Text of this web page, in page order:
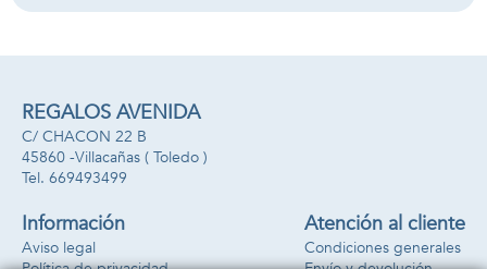
REGALOS AVENIDA
C/ CHACON 22 B
45860 -Villacañas ( Toledo )
669493499
Información
Aviso legal
Atención al cliente
Condiciones generales